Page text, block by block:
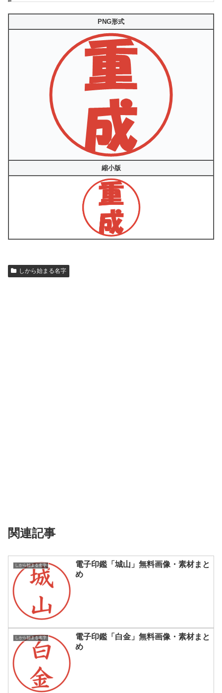
PNG形式
縮小版
しから始まる名字
関連記事
しから始まる名字
電子印鑑「城山」無料画像・素材まと
め
しから始まる名字
電子印鑑「白金」無料画像・素材まと
め